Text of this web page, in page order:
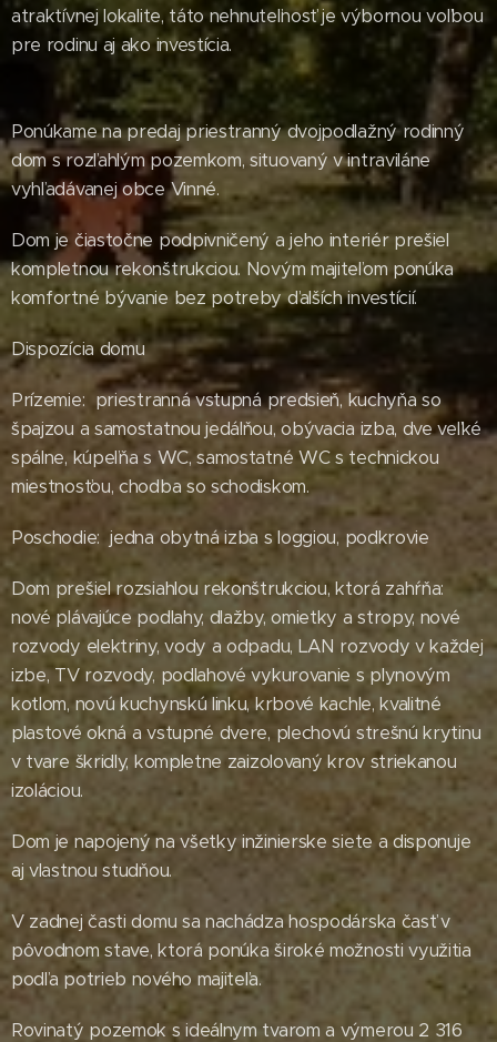
atraktívnej lokalite, táto nehnuteľnosť je výbornou voľbou
pre rodinu aj ako investícia.
Ponúkame na predaj priestranný dvojpodlažný rodinný
dom s rozľahlým pozemkom, situovaný v intraviláne
vyhľadávanej obce Vinné.
Dom je čiastočne podpivničený a jeho interiér prešiel
kompletnou rekonštrukciou. Novým majiteľom ponúka
komfortné bývanie bez potreby ďalších investícií.
Dispozícia domu
Prízemie: priestranná vstupná predsieň, kuchyňa so
špajzou a samostatnou jedálňou, obývacia izba, dve veľké
spálne, kúpeľňa s WC, samostatné WC s technickou
miestnosťou, chodba so schodiskom.
Poschodie: jedna obytná izba s loggiou, podkrovie
Dom prešiel rozsiahlou rekonštrukciou, ktorá zahŕňa:
nové plávajúce podlahy, dlažby, omietky a stropy, nové
rozvody elektriny, vody a odpadu, LAN rozvody v každej
izbe, TV rozvody, podlahové vykurovanie s plynovým
kotlom, novú kuchynskú linku, krbové kachle, kvalitné
plastové okná a vstupné dvere, plechovú strešnú krytinu
v tvare škridly, kompletne zaizolovaný krov striekanou
izoláciou.
Dom je napojený na všetky inžinierske siete a disponuje
aj vlastnou studňou.
V zadnej časti domu sa nachádza hospodárska časť v
pôvodnom stave, ktorá ponúka široké možnosti využitia
podľa potrieb nového majiteľa.
Rovinatý pozemok s ideálnym tvarom a výmerou 2 316